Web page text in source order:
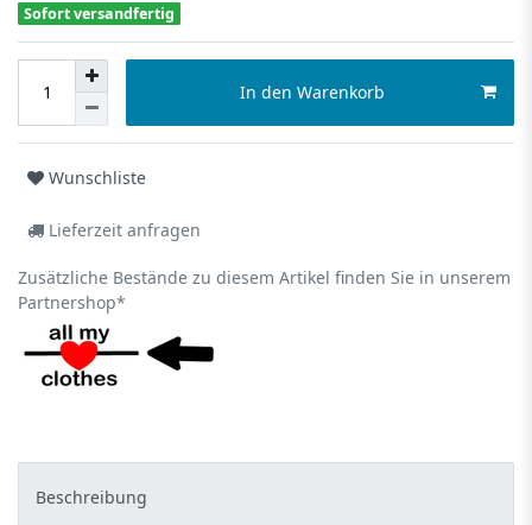
Sofort versandfertig
In den Warenkorb
Wunschliste
Lieferzeit anfragen
Zusätzliche Bestände zu diesem Artikel finden Sie in unserem
Partnershop*
Beschreibung